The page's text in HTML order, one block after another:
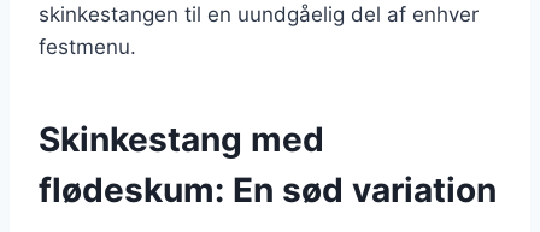
skinkestangen til en uundgåelig del af enhver
festmenu.
Skinkestang med
flødeskum: En sød variation